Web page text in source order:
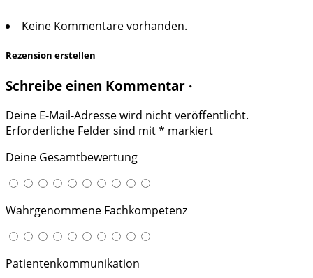
Keine Kommentare vorhanden.
Rezension erstellen
Schreibe einen Kommentar ·
Deine E-Mail-Adresse wird nicht veröffentlicht.
Erforderliche Felder sind mit* markiert
Deine Gesamtbewertung
Wahrgenommene Fachkompetenz
Patientenkommunikation